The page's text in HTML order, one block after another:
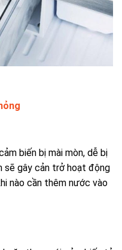
biến bị mài mòn, dễ bị
sẽ gây cản trở hoạt động
nào cần thêm nước vào